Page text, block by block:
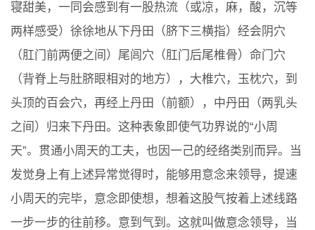
寝甜美，一同会感到有一股热流（或凉，麻，酸，沉等
两样感受）徐徐地从下丹田（脐下三横指）经会阴穴
（肛门前两便之间）尾闾穴（肛门后尾椎骨）命门穴
（背脊上与肚脐眼相对的地方），大椎穴，玉枕穴，到
头顶的百会穴，再经上丹田（前额），中丹田（两乳头
之间）归来下丹田。这种表象即使气功界说的“小周
天”。贯通小周天的工夫，也因一己的经络类别而异。当
发觉身上有上述异常觉得时，能够用意念来领导，提速
小周天的完毕，意念即使想，想着这股气按着上述线路
一步一步的往前移。意到气到。这就叫做意念领导，当